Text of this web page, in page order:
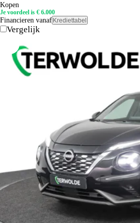
Kopen
Je voordeel is € 6.000
Financieren vanaf Krediettabel
Vergelijk